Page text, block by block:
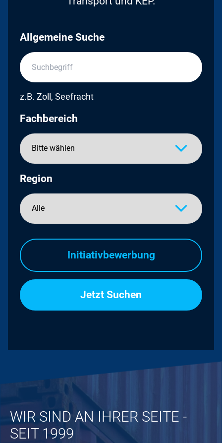
Allgemeine Suche
z.B. Zoll, Seefracht
Fachbereich
Region
Initiativbewerbung
WIR SIND AN IHRER SEITE -
SEIT 1999